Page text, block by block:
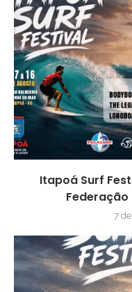
Itapoá Surf
Federação
7